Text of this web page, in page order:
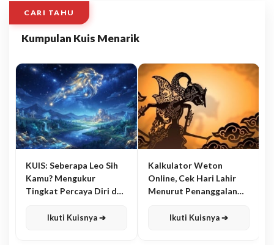
CARI TAHU
Kumpulan Kuis Menarik
KUIS: Seberapa Leo Sih
Kamu? Mengukur
Tingkat Percaya Diri dan
Ikuti Kuisnya ➔
Kalkulator Weton
Online, Cek Hari Lahir
Menurut Penanggalan
Ikuti Kuisnya ➔